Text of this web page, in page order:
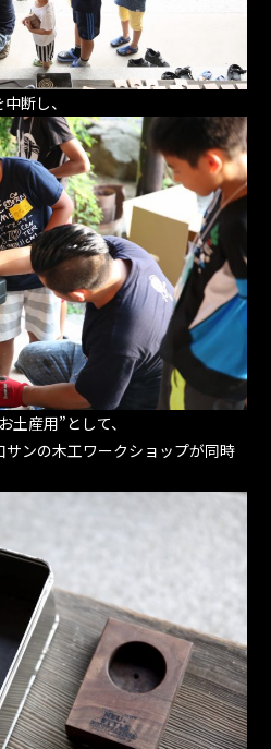
断し、
土産用”として、
サンの木工ワークショップが同時